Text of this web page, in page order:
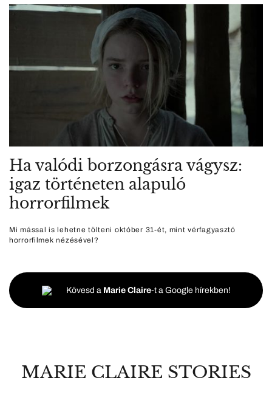
Ha valódi borzongásra vágysz:
igaz történeten alapuló
horrorfilmek
Mi mással is lehetne tölteni október 31-ét, mint vérfagyasztó
horrorfilmek nézésével?
Kövesd a Marie Claire-t a Google hírekben!
MARIE CLAIRE STORIES